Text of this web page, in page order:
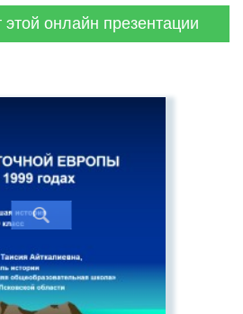
онлайн презентации